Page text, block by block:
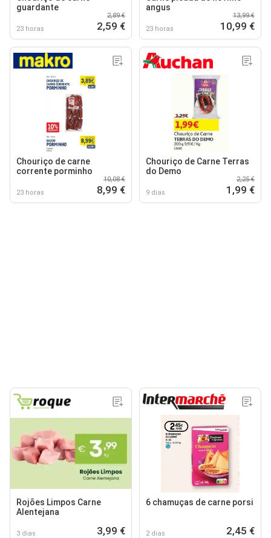
guardante
23 horas
2,89 €
2,59 €
angus
23 horas
13,99 €
10,99 €
Chouriço de carne
corrente porminho
23 horas
10,08 €
8,99 €
Chouriço de Carne Terras
do Demo
9 dias
2,25 €
1,99 €
Rojões Limpos Carne
Alentejana
3 dias 3,99 €
6 chamuças de carne porsi
2 dias 2,45 €